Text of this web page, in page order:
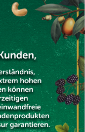
3/4 der Erbsen
ein paar Tropfen
pürieren.
mischen.
bestreut.